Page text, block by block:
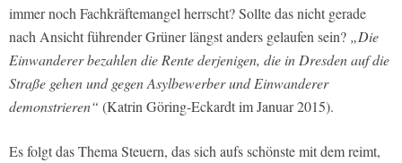
immer noch Fachkräftemangel herrscht? Sollte das nicht gerade
nach Ansicht führender Grüner längst anders gelaufen sein? „Die
Einwanderer bezahlen die Rente derjenigen, die in Dresden auf die
Straße gehen und gegen Asylbewerber und Einwanderer
demonstrieren“ (Katrin Göring-Eckardt im Januar 2015).
Es folgt das Thema Steuern, das sich aufs schönste mit dem reimt,